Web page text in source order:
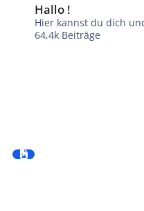
Hallo !
Hier kannst du dich
64,4k Beiträge